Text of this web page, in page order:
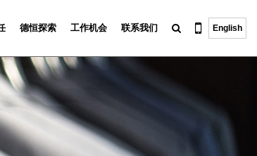
德恒探索 工作机会 联系我们 English